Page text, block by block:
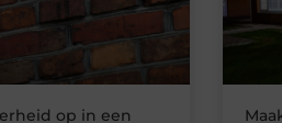
op in een